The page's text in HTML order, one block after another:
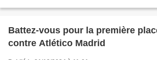
Battez-vous pour la première
contre Atlético Madrid